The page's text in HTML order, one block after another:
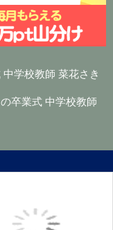
学校教師 菜花さき
卒業式 中学校教師